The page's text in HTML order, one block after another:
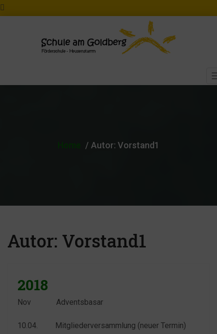
Autor: Vorstand1
Autor: Vorstand1
2018
Nov Adventsbasar
10.04. Mitgliederversammlung (neuer Termin)